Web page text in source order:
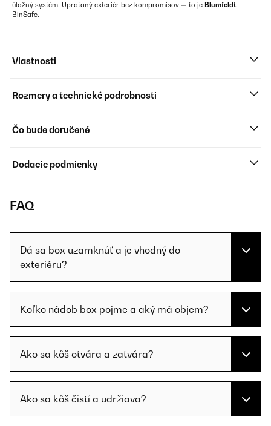
úložný systém. Uprataný exteriér bez kompromisov — to je Blumfeldt
BinSafe.
Vlastnosti
Rozmery a technické podrobnosti
Čo bude doručené
Dodacie podmienky
FAQ
Dá sa box uzamknúť a je vhodný do
exteriéru?
Koľko nádob box pojme a aký má objem?
Ako sa kôš otvára a zatvára?
Ako sa kôš čistí a udržiava?